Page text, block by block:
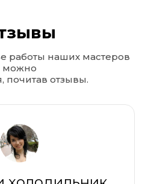
работы наших мастеров
можно
почитав отзывы.